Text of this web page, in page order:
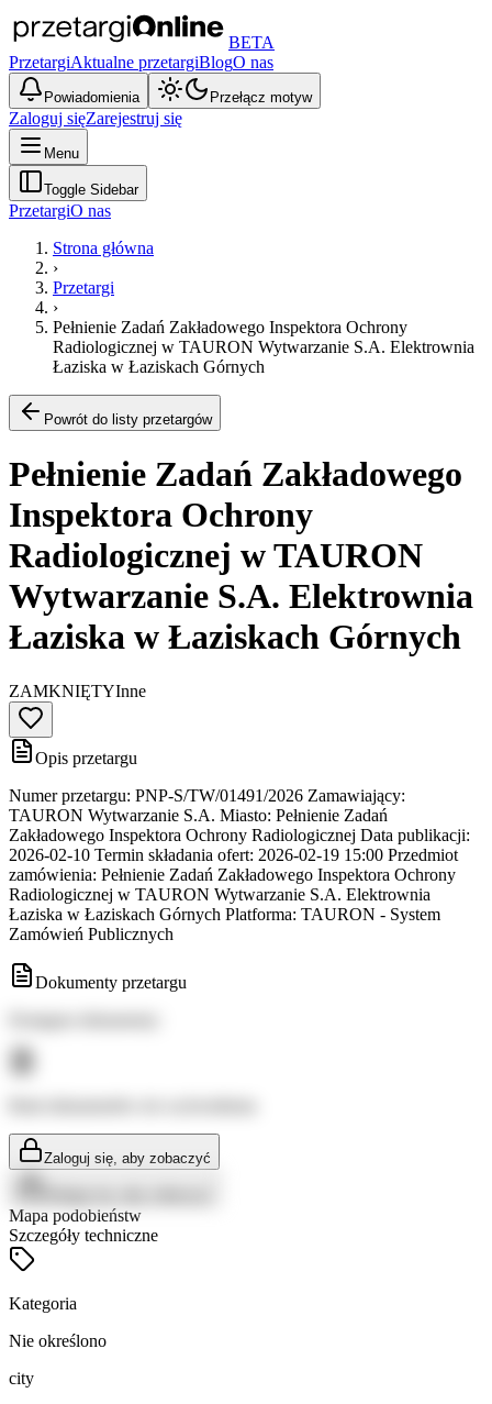
BETA
PrzetargiAktualne przetargiBlogO nas
Powiadomienia Przełącz motyw
Zaloguj sięZarejestruj się
Menu
Toggle Sidebar
PrzetargiO nas
Strona główna
›
Przetargi
›
Pełnienie Zadań Zakładowego Inspektora Ochrony
Radiologicznej w TAURON Wytwarzanie S.A. Elektrownia
Łaziska w Łaziskach Górnych
Powrót do listy przetargów
Pełnienie Zadań Zakładowego
Inspektora Ochrony
Radiologicznej w TAURON
Wytwarzanie S.A. Elektrownia
Łaziska w Łaziskach Górnych
ZAMKNIĘTYInne
Opis przetargu
Numer przetargu: PNP-S/TW/01491/2026 Zamawiający:
TAURON Wytwarzanie S.A. Miasto: Pełnienie Zadań
Zakładowego Inspektora Ochrony Radiologicznej Data publikacji:
2026-02-10 Termin składania ofert: 2026-02-19 15:00 Przedmiot
zamówienia: Pełnienie Zadań Zakładowego Inspektora Ochrony
Radiologicznej w TAURON Wytwarzanie S.A. Elektrownia
Łaziska w Łaziskach Górnych Platforma: TAURON - System
Zamówień Publicznych
Dokumenty przetargu
Zaloguj się, aby zobaczyć
Mapa podobieństw
Szczegóły techniczne
Kategoria
Nie określono
city